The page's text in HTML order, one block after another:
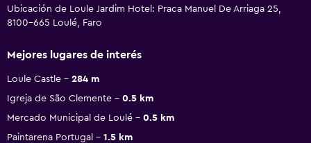
Ubicación de Loule Jardim Hotel: Praca Manuel De Arriaga 25,
8100-665 Loulé, Faro
Mejores lugares de interés
Loule Castle
284 m
Igreja de São Clemente
0.5 km
Mercado Municipal de Loulé
0.5 km
Paintarena Portugal
1.5 km